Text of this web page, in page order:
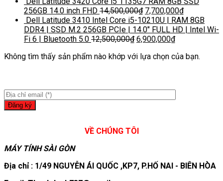
256GB 14.0 inch FHD 14,500,000₫ 7,700,000₫
Dell Latitude 3410 Intel Core i5-10210U | RAM 8GB
DDR4 | SSD M.2 256GB PCIe | 14.0″ FULL HD | Intel Wi-
Fi 6 | Bluetooth 5.0 12,500,000₫ 6,900,000₫
Không tìm thấy sản phẩm nào khớp với lựa chọn của bạn.
VỀ CHÚNG TÔI
MÁY TÍNH SÀI GÒN
Địa chỉ : 1/49 NGUYỄN ÁI QUỐC ,KP7, P.HỐ NAI - BIÊN HÒA